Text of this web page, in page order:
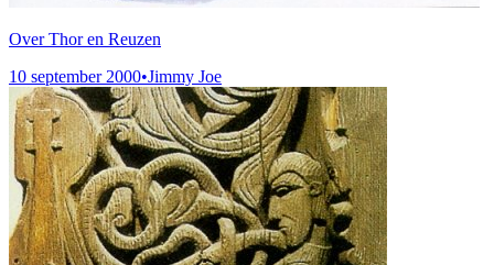
Over Thor en Reuzen
10 september 2000•Jimmy Joe